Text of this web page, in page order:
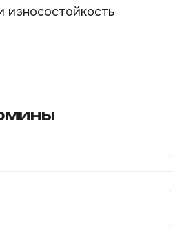
износостойкость
→
→
→